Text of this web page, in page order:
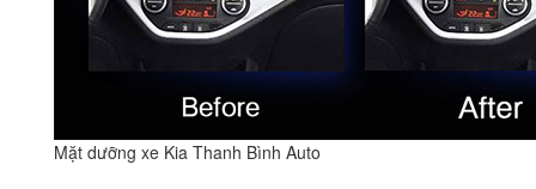
Mặt dưỡng xe Kia Thanh Bình Auto